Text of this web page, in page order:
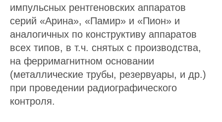
импульсных рентгеновских аппаратов
серий «Арина», «Памир» и «Пион» и
аналогичных по конструктиву аппаратов
всех типов, в т.ч. снятых с производства,
на ферримагнитном основании
(металлические трубы, резервуары, и др.)
при проведении радиографического
контроля.